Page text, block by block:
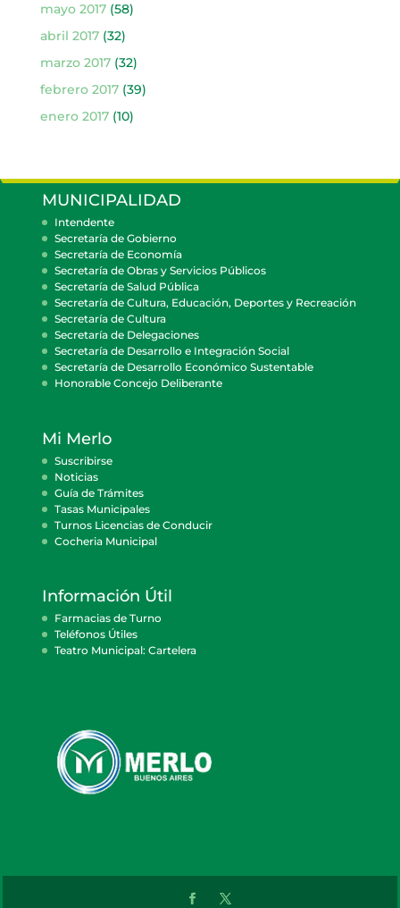
mayo 2017(58)
abril 2017(32)
marzo 2017(32)
febrero 2017(39)
enero 2017(10)
MUNICIPALIDAD
Intendente
Secretaría de Gobierno
Secretaría de Economía
Secretaría de Obras y Servicios Públicos
Secretaría de Salud Pública
Secretaría de Cultura, Educación, Deportes y Recreación
Secretaría de Cultura
Secretaría de Delegaciones
Secretaría de Desarrollo e Integración Social
Secretaría de Desarrollo Económico Sustentable
Honorable Concejo Deliberante
Mi Merlo
Suscribirse
Noticias
Guía de Trámites
Tasas Municipales
Turnos Licencias de Conducir
Cocheria Municipal
Información Útil
Farmacias de Turno
Teléfonos Útiles
Teatro Municipal: Cartelera